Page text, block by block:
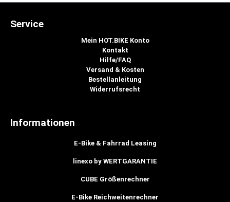
Service
Mein HOT.BIKE Konto
Kontakt
Hilfe/FAQ
Versand & Kosten
Bestellanleitung
Widerrufsrecht
Informationen
E-Bike & Fahrrad Leasing
linexo by WERTGARANTIE
CUBE Größenrechner
E-Bike Reichweitenrechner